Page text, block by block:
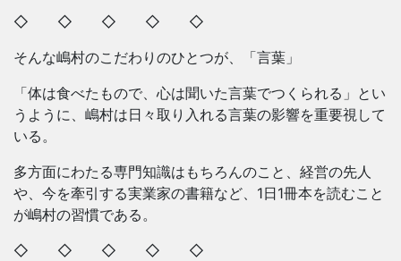
◇ ◇ ◇ ◇ ◇
そんな嶋村のこだわりのひとつが、「言葉」
「体は食べたもので、心は聞いた言葉でつくられる」とい
うように、嶋村は日々取り入れる言葉の影響を重要視して
いる。
多方面にわたる専門知識はもちろんのこと、経営の先人
や、今を牽引する実業家の書籍など、1日1冊本を読むこと
が嶋村の習慣である。
◇ ◇ ◇ ◇ ◇